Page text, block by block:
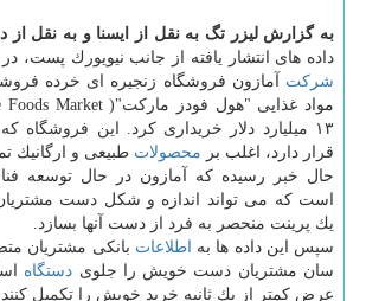
به گزارش لیزر تگ به نقل از ایسنا و به نقل از
داده های انتشار یافته از جانب نیویورك پست، در سال ۲۰۱۷
شركت آمازون فروشگاه زنجیره ای خرده
۱۳ میلیارد دلار خریداری كرد. این فروشگاه
قرار دارد، اغلب بر محصولات طبیعی و ارگانیك
حال خبر رسیده كه آمازون در حال توسعه
است كه می تواند اندازه و شكل دست
یك پرینت منحصر به فرد از دست آنها بسازد.
سپس این داده ها به اطلاعات بانكی مشتریان
سان مشتریان دست خویش را جلوی دستگاه
عرض كمتر از یك ثانیه خرید خویش را تكمیل كنند.